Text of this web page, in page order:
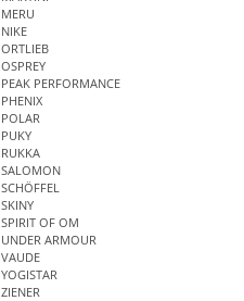
MERU
NIKE
ORTLIEB
OSPREY
PEAK PERFORMANCE
PHENIX
POLAR
PUKY
RUKKA
SALOMON
SCHÖFFEL
SKINY
SPIRIT OF OM
UNDER ARMOUR
VAUDE
YOGISTAR
ZIENER